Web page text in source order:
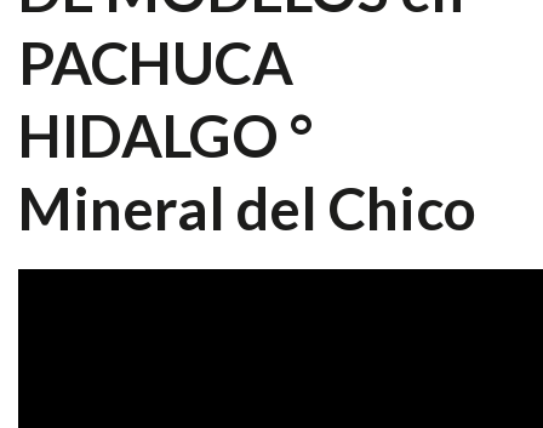
PACHUCA
HIDALGO °
Mineral del Chico